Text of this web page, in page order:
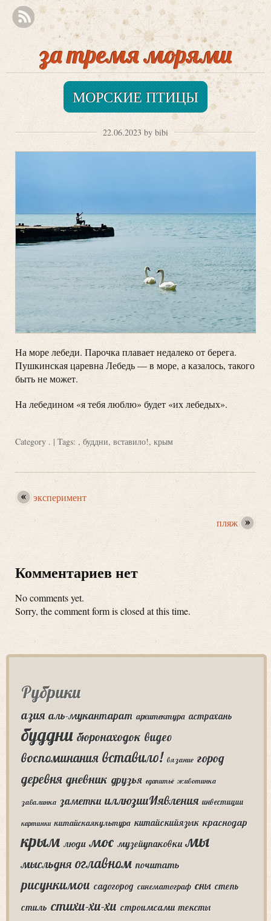
за тремя морями
МОРСКИЕ ПТИЦЫ
22.06.2023 by bibi
На море лебеди. Парочка плавает недалеко от берега.
Пушкинская царевна Лебедь — в море, а казалось, такого
быть не может.
На лебедином «я тебя люблю» будет «их лебедых».
Category . | Tags: , буддни, вставило!, крым
эксперимент
пляж
Комментариев нет
No comments yet.
Sorry, the comment form is closed at this time.
Рубрики
азия аль-мукантарат архитектура астрахань
буддни бюронаходок видео
воспоминания вставило! вязание город
деревня дневник друзья едапитьё животинка
завалинка заметки иллюзииИявления инвестиции
картинки китайскаякультура китайскийязык краснодар
крым люди мос музейупаковки мы
мысльдня оглавном почитать
рисункимои садогород синематограф сны степь
стиль стихи-хи-хи строимсами тексты